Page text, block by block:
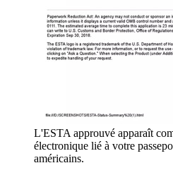
L'ESTA approuvé apparaît
électronique lié à votre
américains.